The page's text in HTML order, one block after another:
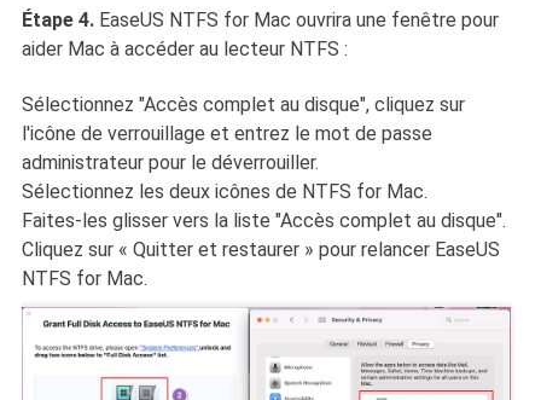
Étape 4.EaseUS NTFS for Mac ouvrira une fenêtre pour
aider Mac à accéder au lecteur NTFS :
Sélectionnez "Accès complet au disque", cliquez sur
l'icône de verrouillage et entrez le mot de passe
administrateur pour le déverrouiller.
Sélectionnez les deux icônes de NTFS for Mac.
Faites-les glisser vers la liste "Accès complet au disque".
Cliquez sur « Quitter et restaurer » pour relancer EaseUS
NTFS for Mac.